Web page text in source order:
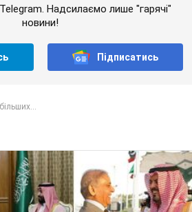
Надсилаємо лише "гарячі"
новини!
Підписатись